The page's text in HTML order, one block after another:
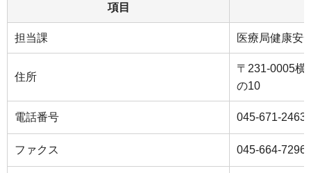
項目
担当課 医療局健康安
住所
〒231-0005横
の10
電話番号 045-671-2463
ファクス 045-664-7296